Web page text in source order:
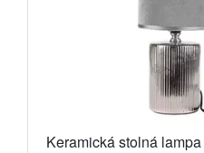
Keramická stolná